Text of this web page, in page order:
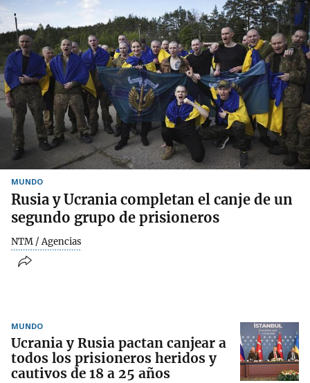
MUNDO
Rusia y Ucrania completan el canje de un
segundo grupo de prisioneros
NTM / Agencias
MUNDO
Ucrania y Rusia pactan canjear a
todos los prisioneros heridos y
cautivos de 18 a 25 años